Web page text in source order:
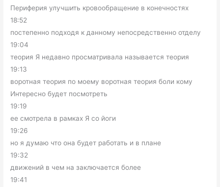
Периферия улучшить кровообращение в конечностях
18:52
постепенно подходя к данному непосредственно отделу
19:04
теория Я недавно просматривала называется теория
19:13
воротная теория по моему воротная теория боли кому
Интересно будет посмотреть
19:19
ее смотрела в рамках Я со йоги
19:26
но я думаю что она будет работать и в плане
19:32
движений в чем на заключается более
19:41